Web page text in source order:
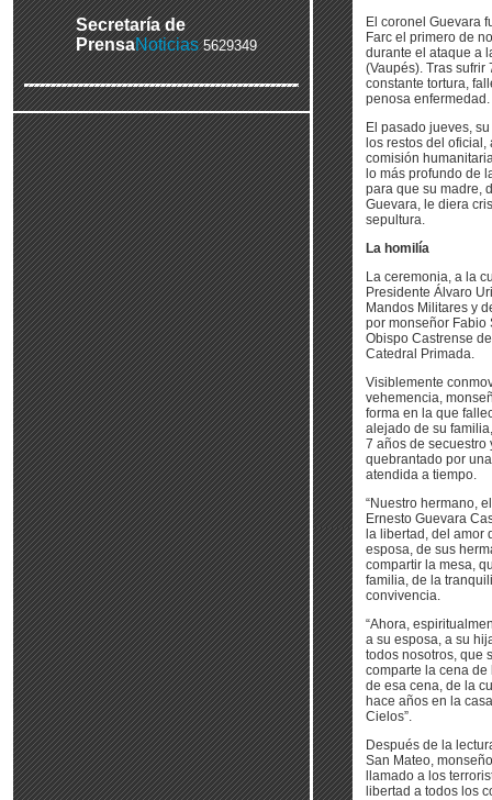
Secretaría de
PrensaNoticias 5629349
El coronel Guevara
Farc el primero de
durante el ataque a
(Vaupés). Tras
constante tortura,
penosa enfermedad.
El pasado jueves,
los restos del oficial,
comisión
lo más profundo de
para que su madre,
Guevara, le diera
sepultura.
La homilía
La ceremonia, a la
Presidente Álvaro
Mandos Militares y
por monseñor Fabio
Obispo Castrense
Catedral Primada.
Visiblemente
vehemencia,
forma en la que
alejado de su
7 años de secuestro
quebrantado por
atendida a tiempo.
“Nuestro hermano,
Ernesto Guevara
la libertad, del amor
esposa, de sus
compartir la mesa,
familia, de la
convivencia.
“Ahora,
a su esposa, a su
todos nosotros, que
comparte la cena
de esa cena, de la
hace años en la
Cielos”.
Después de la
San Mateo,
llamado a los
libertad a todos los